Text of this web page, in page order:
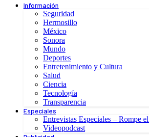
Información
Seguridad
Hermosillo
México
Sonora
Mundo
Deportes
Entretenimiento y Cultura
Salud
Ciencia
Tecnología
Transparencia
Especiales
Entrevistas Especiales – Rompe
Videopodcast